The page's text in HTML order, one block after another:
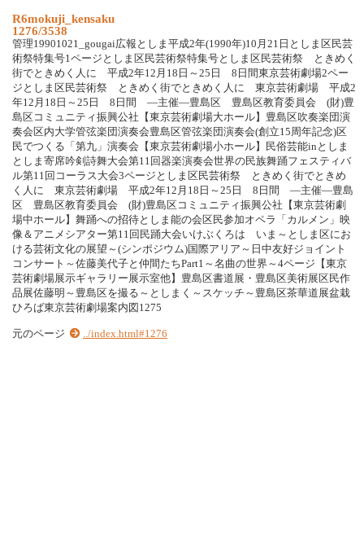
R6mokuji_kensaku
1276/3538
管理19901021_gougai広報としま平成2年(1990年)10月21日としま区民芸
術祭特集号1ページとしま区民芸術祭特集号としま区民芸術祭 ときめく
街でときめく人に 平成2年12月18日～25日 8日間東京芸術劇場2ペー
ジとしま区民芸術祭 ときめく街でときめく人に 東京芸術劇場 平成2
年12月18日～25日 8日間 ―主催―豊島区 豊島区教育委員会 (財)豊
島区コミュニティ振興公社【東京芸術劇場大ホール】豊島区吹奏楽団演
奏会区内大学管弦楽団演奏会豊島区管弦楽団演奏会(創立15周年記念)区
民でつくる「第九」演奏会【東京芸術劇場小ホール】民俗芸能inとしま
としま寄席吟剣詩舞大会第11回器楽演奏会世界の民族舞踊フェスティバ
ル第11回コーラス大会3ページとしま区民芸術祭 ときめく街でときめ
く人に 東京芸術劇場 平成2年12月18日～25日 8日間 ―主催―豊島
区 豊島区教育委員会 (財)豊島区コミュニティ振興公社【東京芸術劇
場中ホール】舞踊への招待としま能の会区民参加オペラ「カルメン」映
像＆アニメシアター第11回民踊大会いけぶくろは いま～としま区にお
ける芸術文化の展望～(シンポジウム)国際アリア～日中友好ジョイント
コンサート～佐藤美代子と仲間たちPart1～名曲の世界～4ページ【東京
芸術劇場展示ギャラリー展示室他】豊島区書道展・豊島区美術展区民作
品展佐藤明～豊島区を撮る～としまく～スケッチ～豊島区茶華道展盆栽
ひろば東京芸術劇場案内図1275
元のページ ../index.html#1276